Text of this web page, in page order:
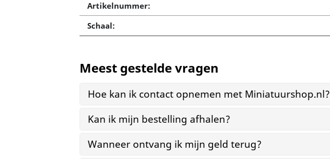
Artikelnummer:
Schaal:
Meest gestelde vragen
Hoe kan ik contact opnemen met Miniatuurshop.nl?
Kan ik mijn bestelling afhalen?
Wanneer ontvang ik mijn geld terug?